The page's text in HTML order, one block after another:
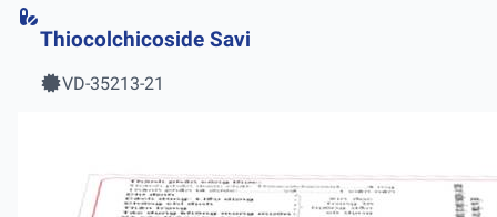
Thiocolchicoside Savi
VD-35213-21